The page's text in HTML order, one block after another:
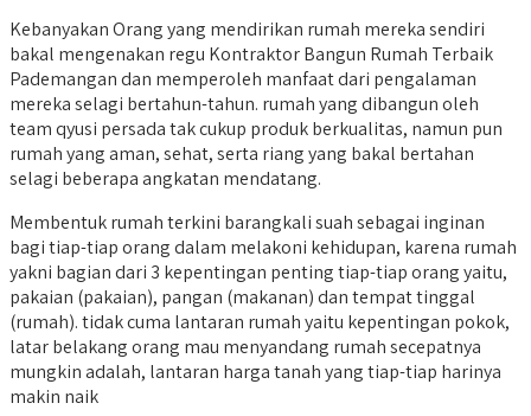
Kebanyakan Orang yang mendirikan rumah mereka sendiri
bakal mengenakan regu Kontraktor Bangun Rumah Terbaik
Pademangan dan memperoleh manfaat dari pengalaman
mereka selagi bertahun-tahun. rumah yang dibangun oleh
team qyusi persada tak cukup produk berkualitas, namun pun
rumah yang aman, sehat, serta riang yang bakal bertahan
selagi beberapa angkatan mendatang.
Membentuk rumah terkini barangkali suah sebagai inginan
bagi tiap-tiap orang dalam melakoni kehidupan, karena rumah
yakni bagian dari 3 kepentingan penting tiap-tiap orang yaitu,
pakaian (pakaian), pangan (makanan) dan tempat tinggal
(rumah). tidak cuma lantaran rumah yaitu kepentingan pokok,
latar belakang orang mau menyandang rumah secepatnya
mungkin adalah, lantaran harga tanah yang tiap-tiap harinya
makin naik